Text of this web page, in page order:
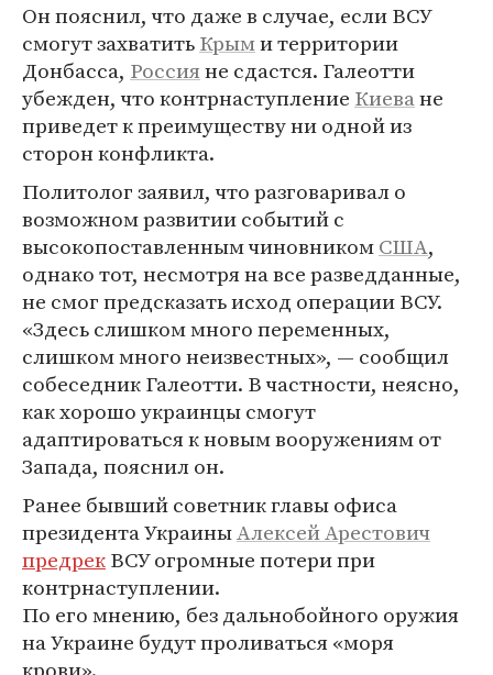
Он пояснил, что даже в случае, если ВСУ
смогут захватитьКрыми территории
Донбасса, Россияне сдастся. Галеотти
убежден, что контрнаступление Киеване
приведет к преимуществу ни одной из
сторон конфликта.
Политолог заявил, что разговаривал о
возможном развитии событий с
высокопоставленным чиновникомСША,
однако тот, несмотря на все разведданные,
не смог предсказать исход операции ВСУ.
«Здесь слишком много переменных,
слишком много неизвестных», — сообщил
собеседник Галеотти. В частности, неясно,
как хорошо украинцы смогут
адаптироваться к новым вооружениям от
Запада, пояснил он.
Ранее бывший советник главы офиса
президента УкраиныАлексей Арестович
предрекВСУ огромные потери при
контрнаступлении.
По его мнению, без дальнобойного оружия
на Украине будут проливаться «моря